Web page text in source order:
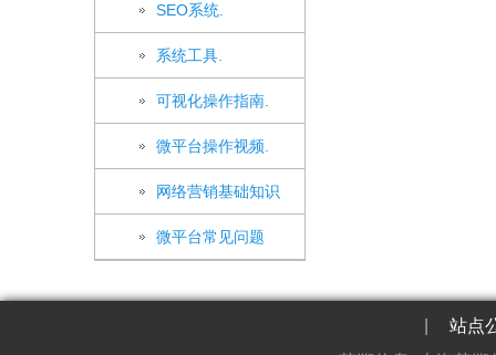
SEO系统.
系统工具.
可视化操作指南.
微平台操作视频.
网络营销基础知识
微平台常见问题
站点